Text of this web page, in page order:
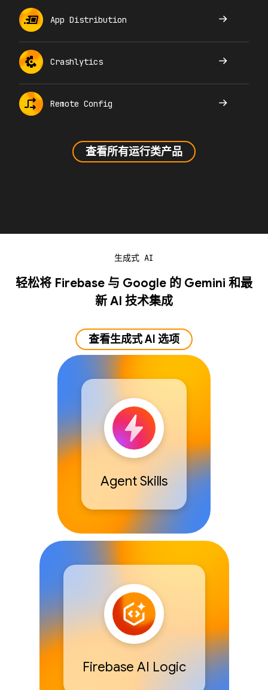
App Distribution
Crashlytics
Remote Config
查看所有运行类产品
生成式 AI
轻松将 Firebase 与 Google 的 Gemini 和最
新 AI 技术集成
查看生成式 AI 选项
Agent Skills
Firebase AI Logic